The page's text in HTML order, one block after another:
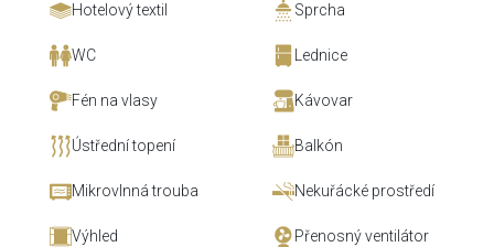
Hotelový textil Sprcha
WC Lednice
Fén na vlasy Kávovar
Ústřední topení Balkón
Mikrovlnná trouba Nekuřácké prostředí
Výhled Přenosný ventilátor